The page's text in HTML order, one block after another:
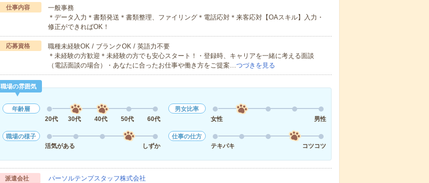
仕事内容
一般事務
＊データ入力＊書類発送＊書類整理、ファイリング＊電話応対＊来客応対【OAスキル】入力・
修正ができればOK！
応募資格
職種未経験OK / ブランクOK / 英語力不要
＊未経験の方歓迎＊未経験の方でも安心スタート！・登録時、キャリアを一緒に考える面談
（電話面談の場合）・あなたに合ったお仕事や働き方をご提案…つづきを見る
職場の雰囲気
年齢層
20代
30代 40代 50代 60代
男女比率
女性
男性
職場の様子
活気がある
しずか
仕事の仕方
テキパキ
コツコツ
派遣会社 パーソルテンプスタッフ株式会社